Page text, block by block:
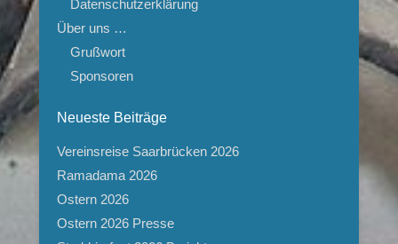
Datenschutzerklärung
Über uns …
Grußwort
Sponsoren
Neueste Beiträge
Vereinsreise Saarbrücken 2026
Ramadama 2026
Ostern 2026
Ostern 2026 Presse